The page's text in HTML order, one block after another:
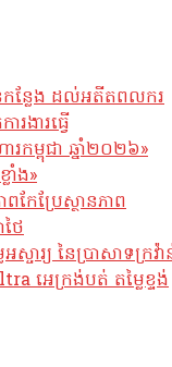
កន្លែង ដល់អតីតពលករ
ងារធ្វើ
កម្ពុជា ឆ្នាំ២០២៦»
ាំង»
កែប្រែស្ថានភាព
ៃ
ស្ចារ្យ នៃប្រាសាទក្រវ៉
អេក្រង់បត់ តម្លៃខ្ទង់